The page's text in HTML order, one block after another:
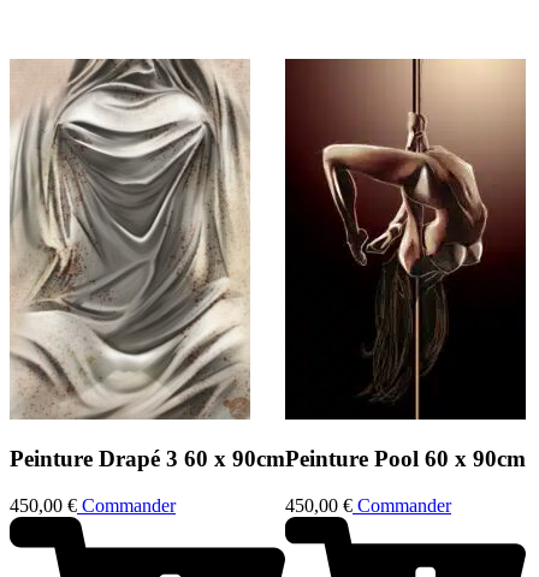
Peinture Drapé 3 60 x 90cm
450,00 € Commander
Peinture Pool 60 x 90cm
450,00 € Commander